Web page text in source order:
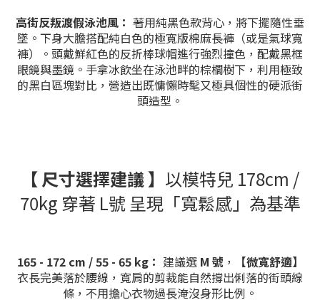
高街反叛渡假泳池風： 著用純黑色款背心，將下擺隨性垂
墜。下身大膽搭配純白色的極寬版棉麻長褲（或是氣球寬
褲）。頭戴鮮紅色的反折棒球帽進行強烈撞色，配戴黑框
眼鏡與墨鏡。手拿冰飲坐在泳池畔的棕櫚樹下，利用極致
的黑白區塊對比，營造出既慵懶時髦又極具個性的硬派街
頭造型。
【 尺寸選擇建議 】 以模特兒 178cm /
70kg 穿著 L號 呈現「寬鬆感」為基準
165 - 172 cm / 55 - 65 kg： 建議選 M 號，
【微寬舒適】
衣長完美落於腰線，寬肩的剪裁能自然撐出俐落的街頭線
條，不用擔心衣物過長淹沒身形比例。